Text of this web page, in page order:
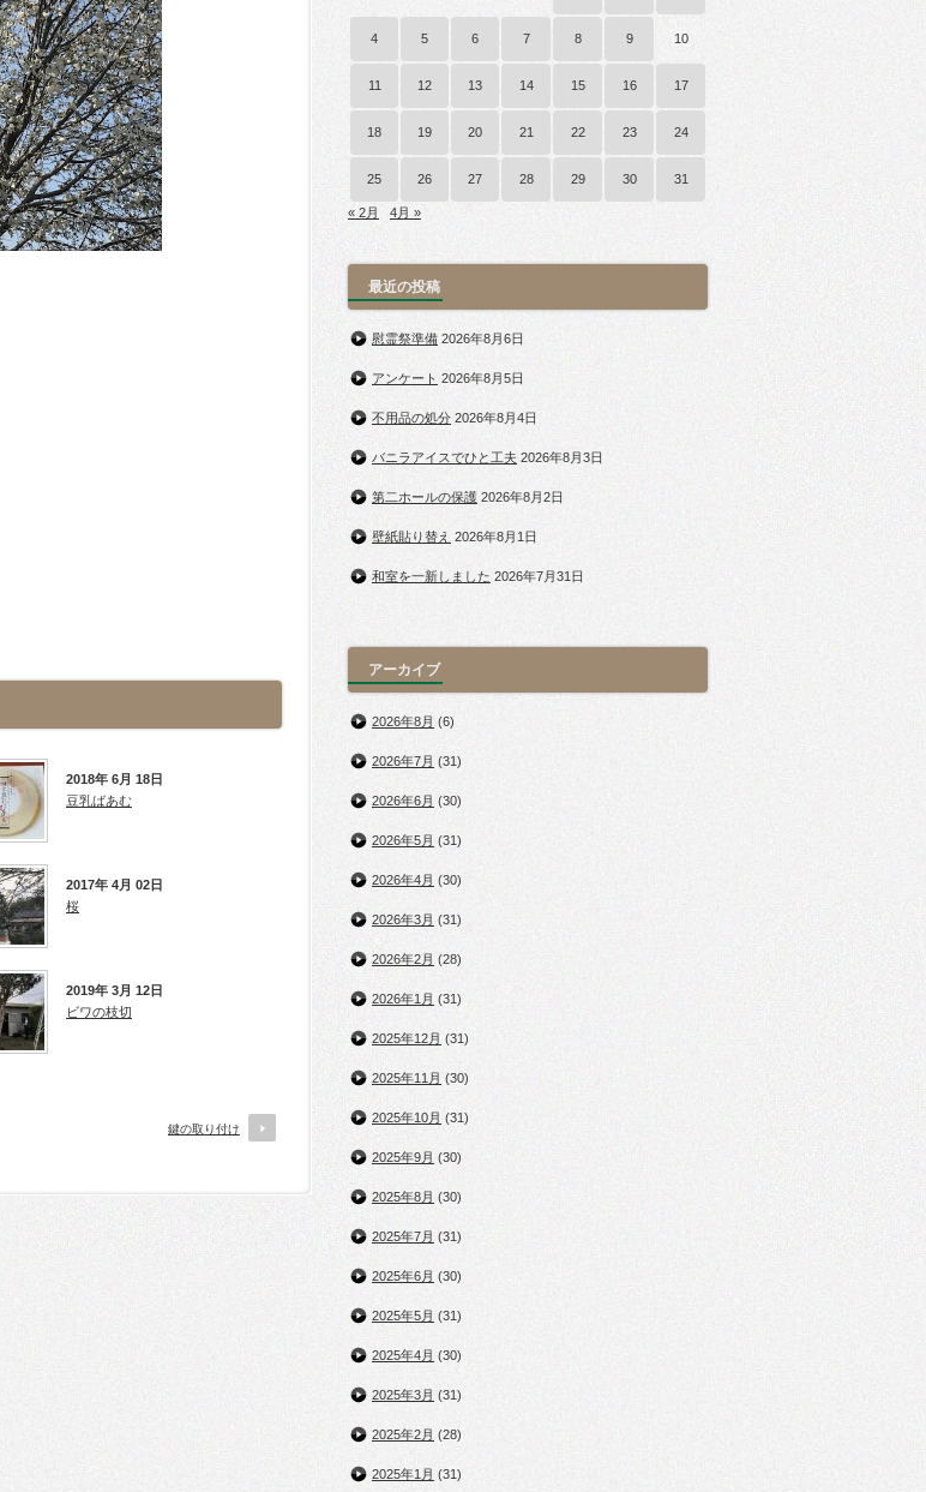
2018年 6月 18日
豆乳ばあむ
2017年 4月 02日
桜
2019年 3月 12日
ビワの枝切
鍵の取り付け
4 5 6 7 8 9 10
11 12 13 14 15 16 17
18 19 20 21 22 23 24
25 26 27 28 29 30 31
« 2月 4月 »
最近の投稿
慰霊祭準備 2026年8月6日
アンケート 2026年8月5日
不用品の処分 2026年8月4日
バニラアイスでひと工夫 2026年8月3日
第二ホールの保護 2026年8月2日
壁紙貼り替え 2026年8月1日
和室を一新しました 2026年7月31日
アーカイブ
2026年8月 (6)
2026年7月 (31)
2026年6月 (30)
2026年5月 (31)
2026年4月 (30)
2026年3月 (31)
2026年2月 (28)
2026年1月 (31)
2025年12月 (31)
2025年11月 (30)
2025年10月 (31)
2025年9月 (30)
2025年8月 (30)
2025年7月 (31)
2025年6月 (30)
2025年5月 (31)
2025年4月 (30)
2025年3月 (31)
2025年2月 (28)
2025年1月 (31)